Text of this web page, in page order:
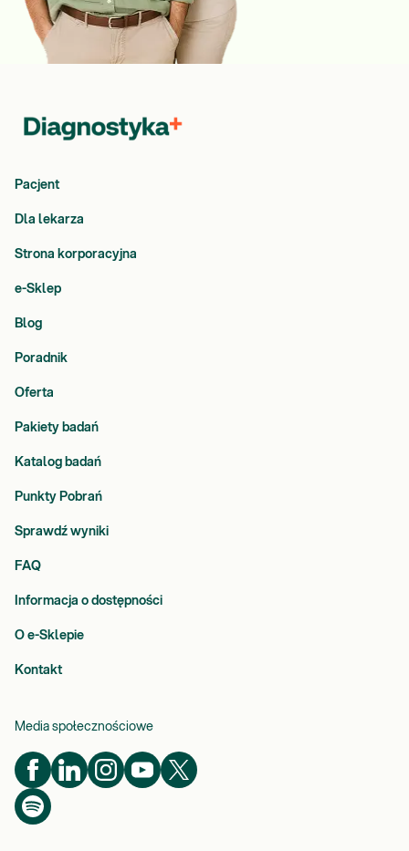
Pacjent
Dla lekarza
Strona korporacyjna
e-Sklep
Blog
Poradnik
Oferta
Pakiety badań
Katalog badań
Punkty Pobrań
Sprawdź wyniki
FAQ
Informacja o dostępności
O e-Sklepie
Kontakt
Media społecznościowe